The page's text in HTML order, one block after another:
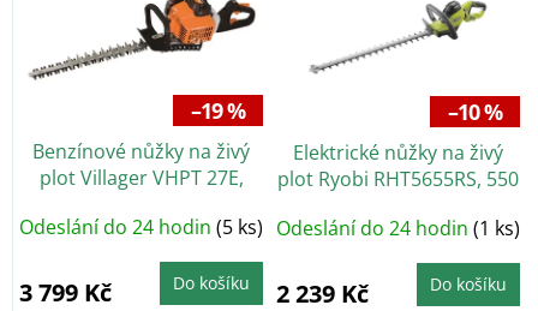
k
–19 %
Benzínové nůžky na živý
plot Villager VHPT 27E,
Odeslání do 24 hodin (5 ks)
3 799 Kč Do košíku
–10 %
Elektrické nůžky na živý
plot Ryobi RHT5655RS, 550
Odeslání do 24 hodin (1 ks)
2 239 Kč Do košíku